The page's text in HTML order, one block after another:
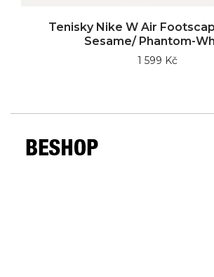
Tenisky Nike W Air
Sesame/ Phantom-
1 599 Kč